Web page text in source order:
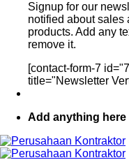
Signup for our
notified about sales
products. Add any
remove it.
[contact-form-7
title="Newsletter
Add anything here